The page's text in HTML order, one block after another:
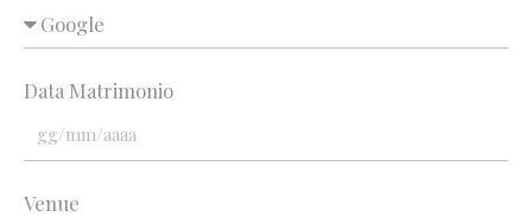
Data Matrimonio
Venue